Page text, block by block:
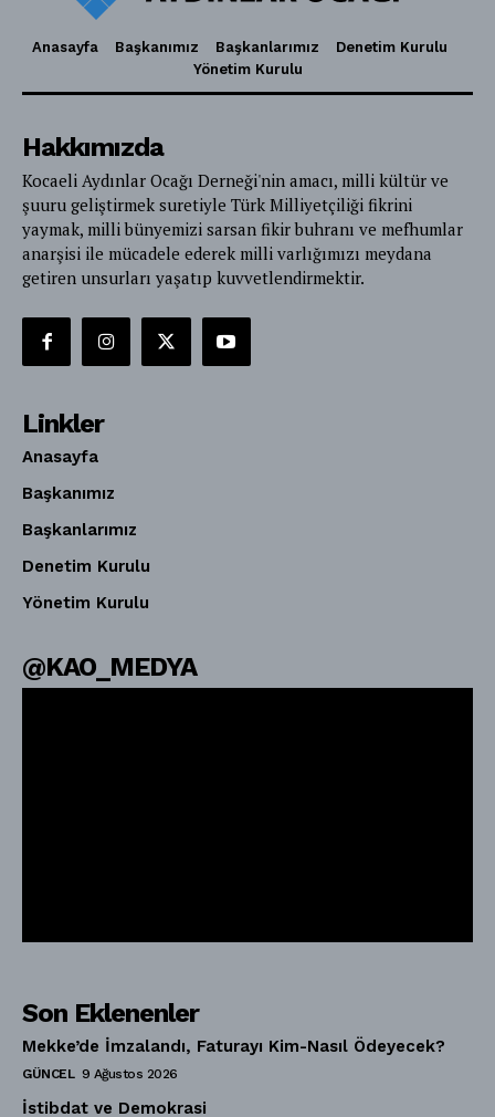
Anasayfa Başkanımız Başkanlarımız
Denetim Kurulu
Yönetim Kurulu
Hakkımızda
Kocaeli Aydınlar Ocağı Derneği'nin amacı, milli kültür ve
şuuru geliştirmek suretiyle Türk Milliyetçiliği fikrini
yaymak, milli bünyemizi sarsan fikir buhranı ve mefhumlar
anarşisi ile mücadele ederek milli varlığımızı meydana
getiren unsurları yaşatıp kuvvetlendirmektir.
Linkler
Anasayfa
Başkanımız
Başkanlarımız
Denetim Kurulu
Yönetim Kurulu
@KAO_MEDYA
Son Eklenenler
Mekke’de İmzalandı, Faturayı Kim-Nasıl Ödeyecek?
GÜNCEL 9 Ağustos 2026
İstibdat ve Demokrasi